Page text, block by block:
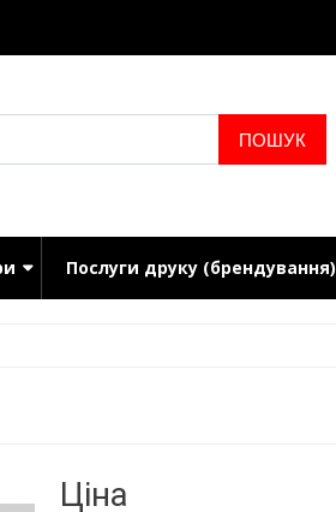
ПОШУК
Послуги друку (брендування)
Ціна